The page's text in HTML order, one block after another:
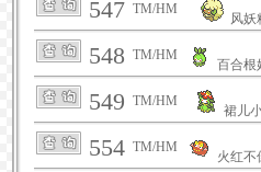
547 TM/HM
风妖
548 TM/HM
百合根
549 TM/HM
裙儿
554 TM/HM
火红不